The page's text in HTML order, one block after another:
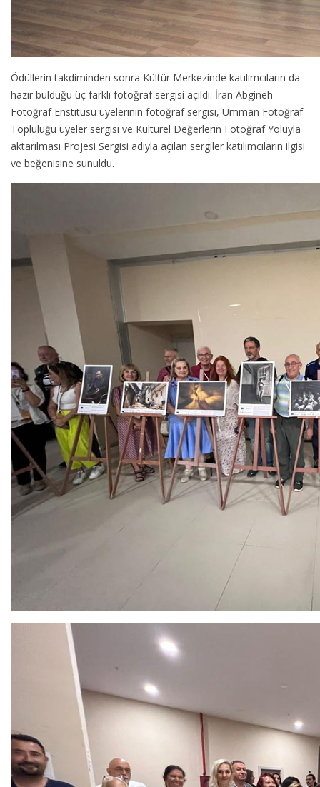
Ödüllerin takdiminden sonra Kültür Merkezinde katılımcıların da
hazır bulduğu üç farklı fotoğraf sergisi açıldı. İran Abgineh
Fotoğraf Enstitüsü üyelerinin fotoğraf sergisi, Umman Fotoğraf
Topluluğu üyeler sergisi ve Kültürel Değerlerin Fotoğraf Yoluyla
aktarılması Projesi Sergisi adıyla açılan sergiler katılımcıların ilgisi
ve beğenisine sunuldu.